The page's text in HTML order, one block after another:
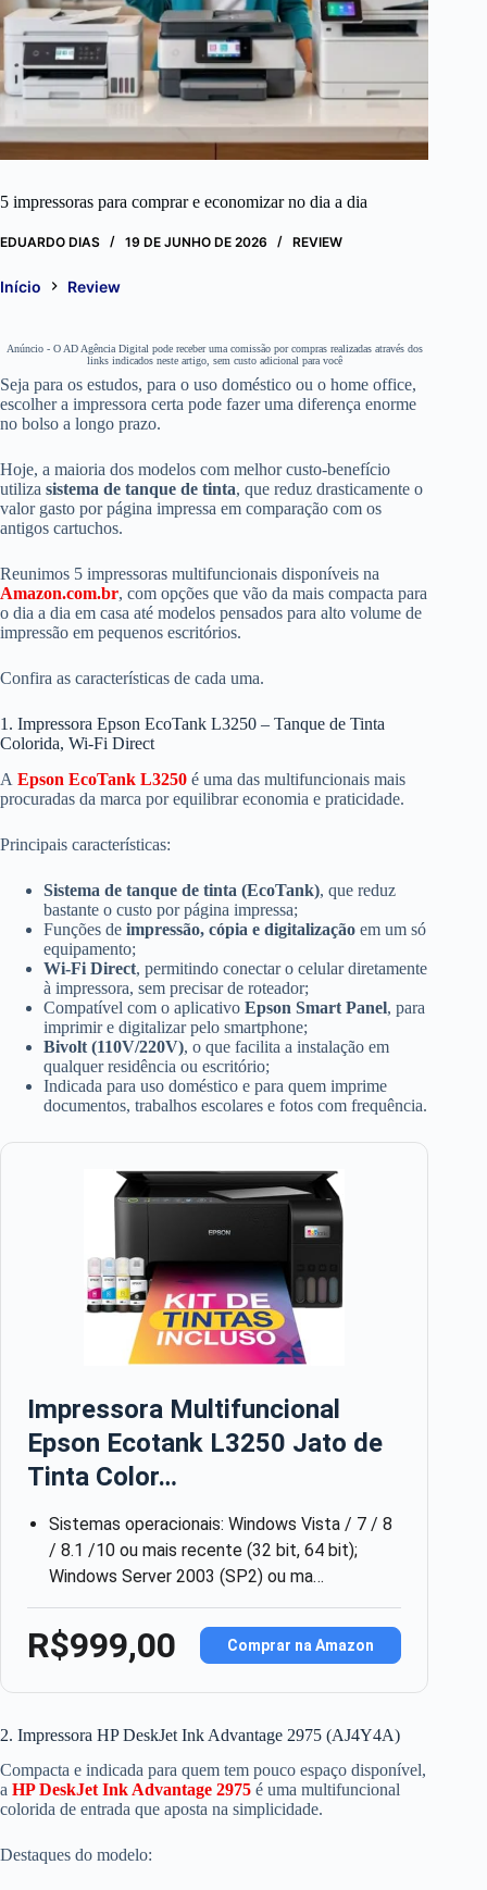
5 impressoras para comprar e economizar no dia a dia
EDUARDO DIAS 19 DE JUNHO DE 2026 REVIEW
Início Review
Anúncio - O AD Agência Digital pode receber uma comissão por compras realizadas através dos
links indicados neste artigo, sem custo adicional para você
Seja para os estudos, para o uso doméstico ou o home office,
escolher a impressora certa pode fazer uma diferença enorme
no bolso a longo prazo.
Hoje, a maioria dos modelos com melhor custo-benefício
utiliza sistema de tanque de tinta, que reduz drasticamente o
valor gasto por página impressa em comparação com os
antigos cartuchos.
Reunimos 5 impressoras multifuncionais disponíveis na
Amazon.com.br, com opções que vão da mais compacta para
o dia a dia em casa até modelos pensados para alto volume de
impressão em pequenos escritórios.
Confira as características de cada uma.
1. Impressora Epson EcoTank L3250 – Tanque de Tinta
Colorida, Wi-Fi Direct
A Epson EcoTank L3250 é uma das multifuncionais mais
procuradas da marca por equilibrar economia e praticidade.
Principais características:
Sistema de tanque de tinta (EcoTank), que reduz
bastante o custo por página impressa;
Funções de impressão, cópia e digitalização em um só
equipamento;
Wi-Fi Direct, permitindo conectar o celular diretamente
à impressora, sem precisar de roteador;
Compatível com o aplicativo Epson Smart Panel, para
imprimir e digitalizar pelo smartphone;
Bivolt (110V/220V), o que facilita a instalação em
qualquer residência ou escritório;
Indicada para uso doméstico e para quem imprime
documentos, trabalhos escolares e fotos com frequência.
Impressora Multifuncional
Epson Ecotank L3250 Jato de
Tinta Color…
Sistemas operacionais: Windows Vista / 7 / 8
/ 8.1 /10 ou mais recente (32 bit, 64 bit);
Windows Server 2003 (SP2) ou ma…
R$999,00 Comprar na Amazon
2. Impressora HP DeskJet Ink Advantage 2975 (AJ4Y4A)
Compacta e indicada para quem tem pouco espaço disponível,
a HP DeskJet Ink Advantage 2975 é uma multifuncional
colorida de entrada que aposta na simplicidade.
Destaques do modelo: